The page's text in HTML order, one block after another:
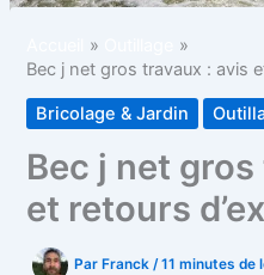
Bec j net gros travaux : avis
Bricolage & Jardin
Bec j net
et retours
Par Franck/11 minutes de